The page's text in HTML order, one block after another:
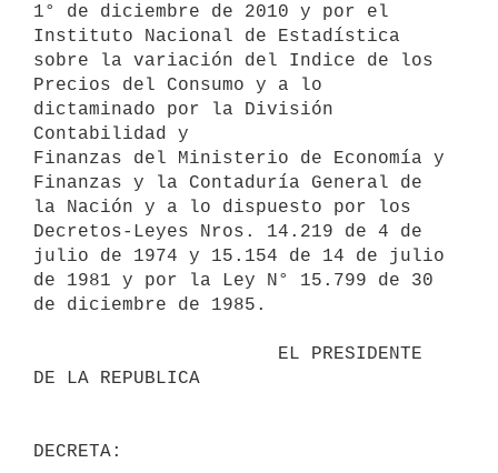
1° de diciembre de 2010 y por el
Instituto Nacional de Estadística
sobre la variación del Indice de los
Precios del Consumo y a lo
dictaminado por la División
Contabilidad y
Finanzas del Ministerio de Economía y
Finanzas y la Contaduría General de
la Nación y a lo dispuesto por los
Decretos-Leyes Nros. 14.219 de 4 de
julio de 1974 y 15.154 de 14 de julio
de 1981 y por la Ley N° 15.799 de 30
de diciembre de 1985.
DE LA REPUBLICA